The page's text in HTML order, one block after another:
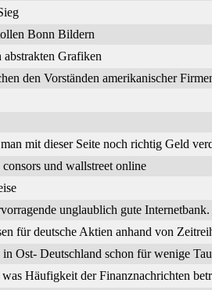
Bonn Bildern
abstrakten Grafiken
den Vorständen amerikanischer
mit dieser Seite noch richtig Geld
consors und wallstreet online
unglaublich gute
für deutsche Aktien anhand von
Ost- Deutschland schon für wenige
Häufigkeit der Finanznachrichten